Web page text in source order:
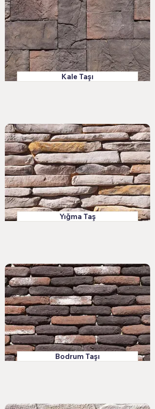
Kale Taşı
Yığma Taş
Bodrum Taşı